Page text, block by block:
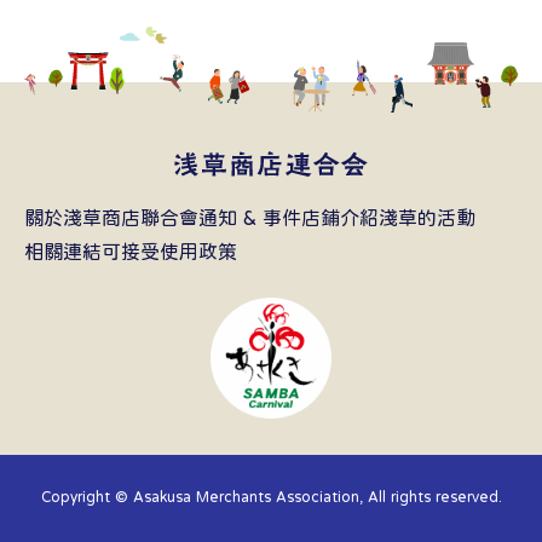
關於淺草商店聯合會通知 & 事件店鋪介紹淺草的活動
相關連結可接受使用政策
Copyright © Asakusa Merchants Association, All rights reserved.